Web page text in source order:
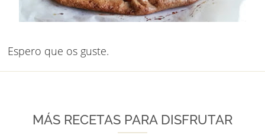
Espero que os guste.
MÁS RECETAS PARA DISFRUTAR